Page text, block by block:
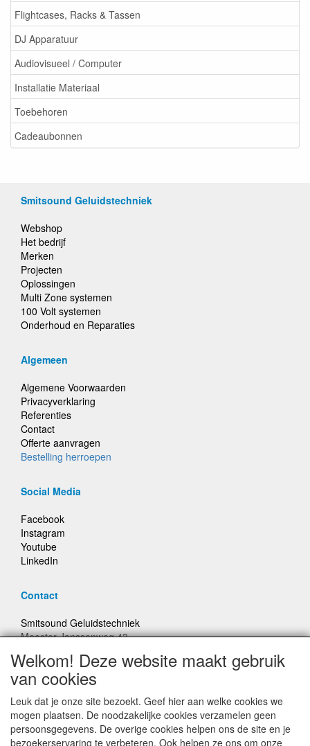
Flightcases, Racks & Tassen
DJ Apparatuur
Audiovisueel / Computer
Installatie Materiaal
Toebehoren
Cadeaubonnen
Smitsound Geluidstechniek
Webshop
Het bedrijf
Merken
Projecten
Oplossingen
Multi Zone systemen
100 Volt systemen
Onderhoud en Reparaties
Algemeen
Algemene Voorwaarden
Privacyverklaring
Referenties
Contact
Offerte aanvragen
Bestelling herroepen
Social Media
Facebook
Instagram
Youtube
LinkedIn
Contact
Smitsound Geluidstechniek
Meester Janssenweg 43
E-mail: info@smitsound.nl
Telefoon: +31-(0)6-22256322
Bestellingen binnen Nederland, ongeacht gewicht, verstuurd
voor € 6,95
Welkom! Deze website maakt gebruik
van cookies
Leuk dat je onze site bezoekt. Geef hier aan welke cookies we
mogen plaatsen. De noodzakelijke cookies verzamelen geen
persoonsgegevens. De overige cookies helpen ons de site en je
bezoekerservaring te verbeteren. Ook helpen ze ons om onze